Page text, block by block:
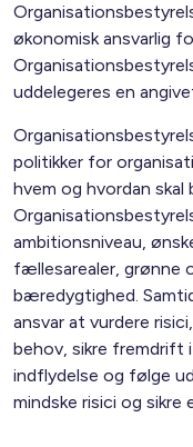
økonomisk ansvarlig
uddelegeres en
politikker for
hvem og hvordan
ambitionsniveau,
fællesarealer, grønne
bæredygtighed.
ansvar at vurdere
behov, sikre fremdrift
indflydelse og følge
mindske risici og sikre